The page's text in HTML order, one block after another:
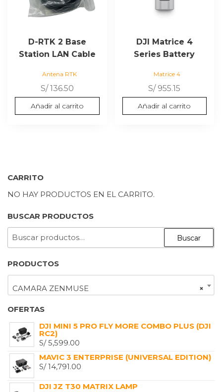
D-RTK 2 Base
Station LAN Cable
Antena RTK
S/136.50
Añadir al carrito
DJI Matrice 4
Series Battery
Matrice 4
S/955.15
Añadir al carrito
CARRITO
NO HAY PRODUCTOS EN EL CARRITO.
BUSCAR PRODUCTOS
BUSCAR
Buscar
PRODUCTOS
×
CAMARA ZENMUSE
OFERTAS
DJI MINI 5 PRO FLY MORE COMBO PLUS (DJI
RC2)
S/5,599.00
MAVIC 3 ENTERPRISE (UNIVERSAL EDITION)
S/14,791.00
DJI JZ T30 MATRIX LAMP